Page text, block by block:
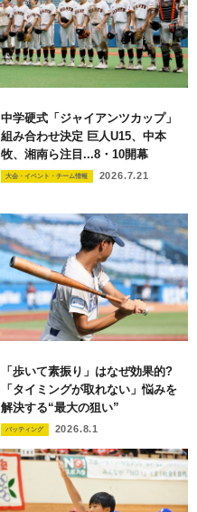
中学硬式「ジャイアンツカップ」
組み合わせ決定 巨人U15、中本
牧、湘南ら注目...8・10開幕
大会・イベント・チーム情報 2026.7.21
「歩いて素振り」はなぜ効果的?
「タイミングが取れない」悩みを
解決する“最大の狙い”
バッティング 2026.8.1